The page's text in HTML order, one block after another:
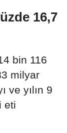
16,7
bin 116
milyar
ve yılın 9
eti